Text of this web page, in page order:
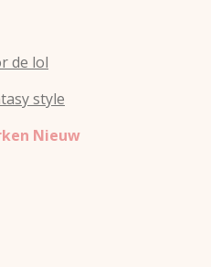
de lol
style
Nieuw